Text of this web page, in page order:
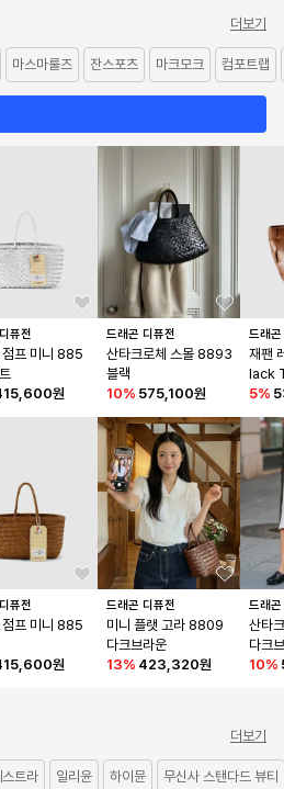
더보기
마스마룰즈 잔스포츠 마크모크 컴포트랩
퓨전
점프 미니 885
원
퓨전
점프 미니 885
원
드래곤 디퓨전
산타크로체 스몰 8893
블랙
10% 575,100원
드래곤 디퓨전
미니 플랫 고라 8809
다크브라운
13% 423,320원
드래
재팬
lack
5%
드래
산타
다크
10%
더보기
스트라 일리윤 하이뮨 무신사 스탠다드 뷰티